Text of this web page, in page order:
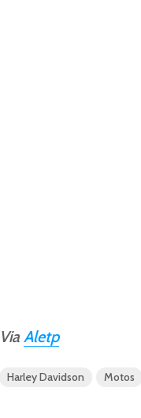
Via Aletp
Harley Davidson Motos